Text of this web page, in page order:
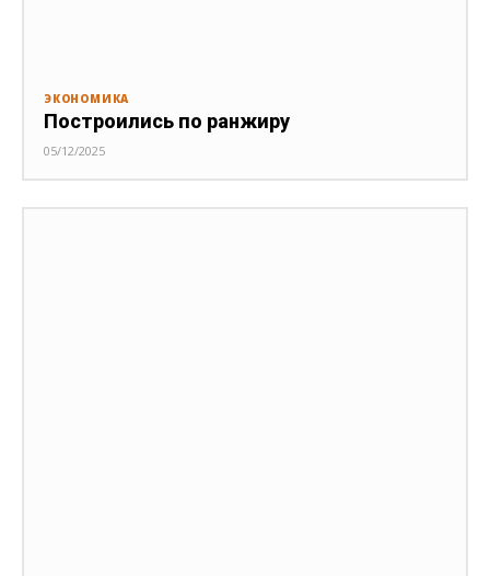
ЭКОНОМИКА
Построились по ранжиру
05/12/2025